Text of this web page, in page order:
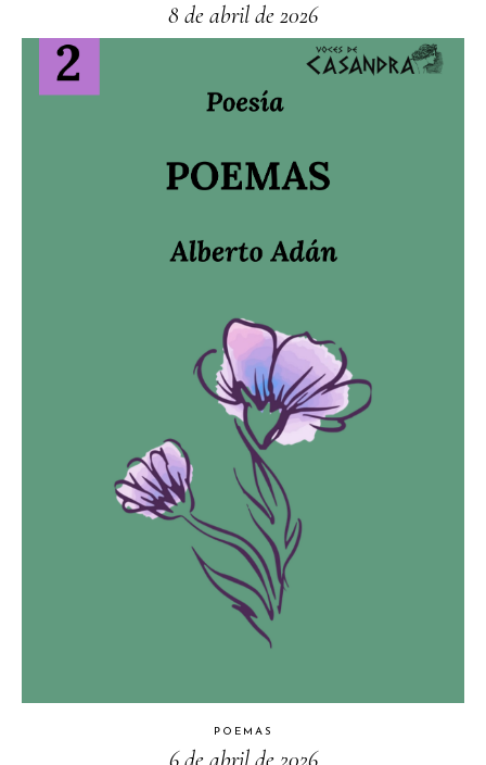
8 de abril de 2026
POEMAS